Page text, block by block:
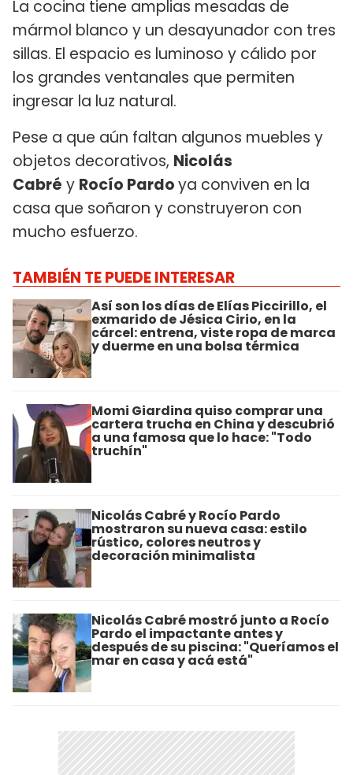
La cocina tiene amplias mesadas de
mármol blanco y un desayunador con tres
sillas. El espacio es luminoso y cálido por
los grandes ventanales que permiten
ingresar la luz natural.
Pese a que aún faltan algunos muebles y
objetos decorativos, Nicolás
Cabré y Rocío Pardoya conviven en la
casa que soñaron y construyeron con
mucho esfuerzo.
TAMBIÉN TE PUEDE INTERESAR
Así son los días de Elías Piccirillo, el
exmarido de Jésica Cirio, en la
cárcel: entrena, viste ropa de marca
y duerme en una bolsa térmica
Momi Giardina quiso comprar una
cartera trucha en China y descubrió
a una famosa que lo hace: "Todo
truchín"
Nicolás Cabré y Rocío Pardo
mostraron su nueva casa: estilo
rústico, colores neutros y
decoración minimalista
Nicolás Cabré mostró junto a Rocío
Pardo el impactante antes y
después de su piscina: "Queríamos el
mar en casa y acá está"